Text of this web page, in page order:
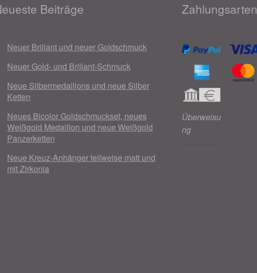
Beiträge
Neuer Brillant und neuer Goldschmuck
Neuer Gold- und Brillant-Schmuck
Neue Silbermedaillons und neue Silber
Ketten
Neues Bicolor Goldschmuckset, neues
Weißgold Medaillon und neue Weißgold
Panzerketten
Neue Kreuz-Anhänger teilweise matt und
mit Zirkonia
Zahlungsarten
Überweisu
ng